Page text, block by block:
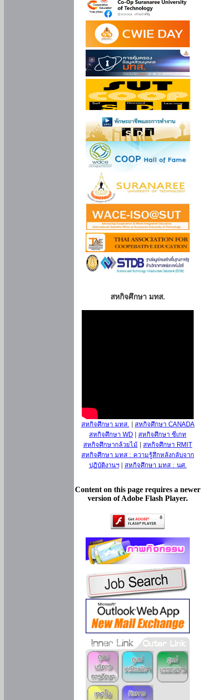
สหกิจศึกษา มทส.
สหกิจศึกษา มทส.
สหกิจศึกษา CANADA
สหกิจศึกษา WD
สหกิจศึกษา ซีเกท
สหกิจศึกษากล้วยไม้
สหกิจศึกษา RMIT
สหกิจศึกษา มทส : ความรู้สึกหลังกลับจาก
ปฏิบัติงานฯ| สหกิจศึกษา มทส : นศ.
Content on this page requires a newer
version of Adobe Flash Player.